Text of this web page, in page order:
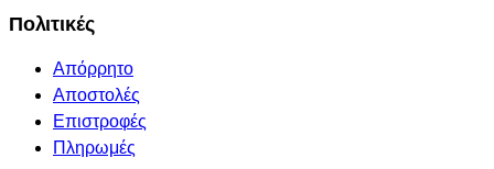
Πολιτικές
Απόρρητο
Αποστολές
Επιστροφές
Πληρωμές